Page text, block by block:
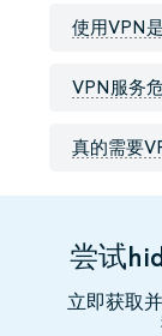
使用VPN
VPN服务
真的需要
尝试
立即获取